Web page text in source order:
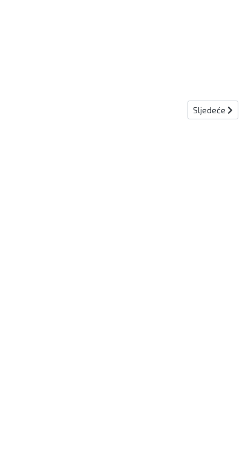
Sljedeći
Sljedeće